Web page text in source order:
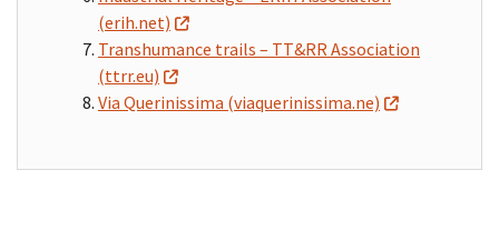
(erih.net)
Transhumance trails – TT&RR Association
(ttrr.eu)
Via Querinissima (viaquerinissima.ne)